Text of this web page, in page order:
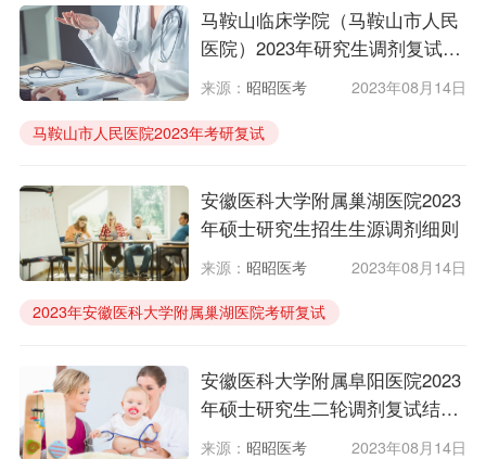
马鞍山临床学院（马鞍山市人民
医院）2023年研究生调剂复试结
果公开公示信息
来源： 昭昭医考 2023年08月14日
马鞍山市人民医院2023年考研复试
马鞍山市人民医院23临床考研
安徽医科大学附属巢湖医院2023
年硕士研究生招生生源调剂细则
来源： 昭昭医考 2023年08月14日
2023年安徽医科大学附属巢湖医院考研复试
安徽医科大学附属阜阳医院2023
年硕士研究生二轮调剂复试结果
公示
来源： 昭昭医考 2023年08月14日